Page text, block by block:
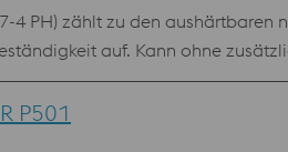
4 PH) zählt zu den aushärtbaren
auf. Kann ohne
40 HRC.
P501